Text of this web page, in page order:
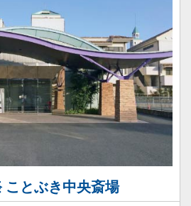
ことぶき中央斎場